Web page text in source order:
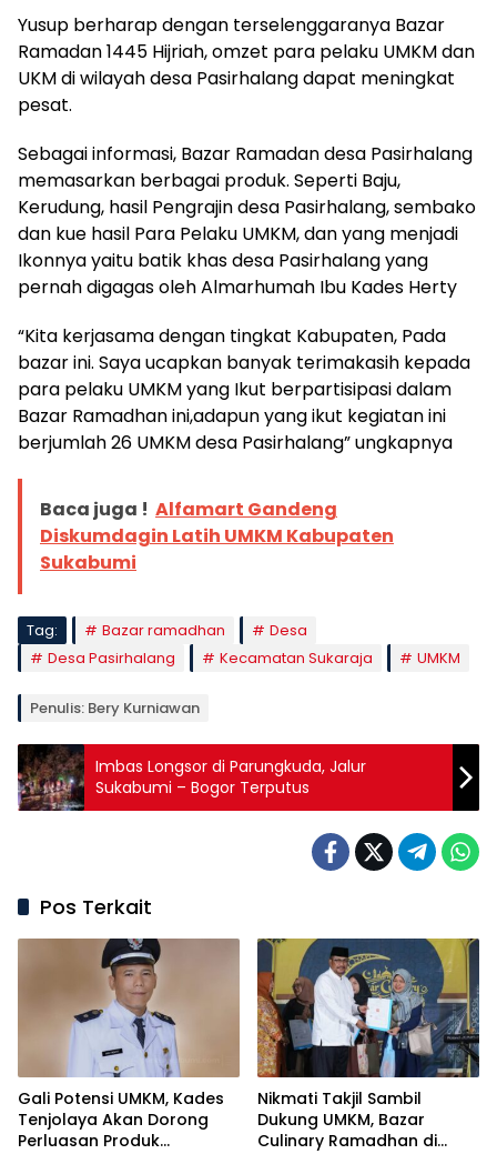
Yusup berharap dengan terselenggaranya Bazar
Ramadan 1445 Hijriah, omzet para pelaku UMKM dan
UKM di wilayah desa Pasirhalang dapat meningkat
pesat.
Sebagai informasi, Bazar Ramadan desa Pasirhalang
memasarkan berbagai produk. Seperti Baju,
Kerudung, hasil Pengrajin desa Pasirhalang, sembako
dan kue hasil Para Pelaku UMKM, dan yang menjadi
Ikonnya yaitu batik khas desa Pasirhalang yang
pernah digagas oleh Almarhumah Ibu Kades Herty
“Kita kerjasama dengan tingkat Kabupaten, Pada
bazar ini. Saya ucapkan banyak terimakasih kepada
para pelaku UMKM yang Ikut berpartisipasi dalam
Bazar Ramadhan ini,adapun yang ikut kegiatan ini
berjumlah 26 UMKM desa Pasirhalang” ungkapnya
Baca juga ! Alfamart Gandeng
Diskumdagin Latih UMKM Kabupaten
Sukabumi
Tag: Bazar ramadhan
Desa
Desa Pasirhalang
Kecamatan Sukaraja UMKM
Penulis: Bery Kurniawan
Imbas Longsor di Parungkuda, Jalur
Sukabumi – Bogor Terputus
Pos Terkait
Gali Potensi UMKM, Kades
Tenjolaya Akan Dorong
Perluasan Produk
Nikmati Takjil Sambil
Dukung UMKM, Bazar
Culinary Ramadhan di